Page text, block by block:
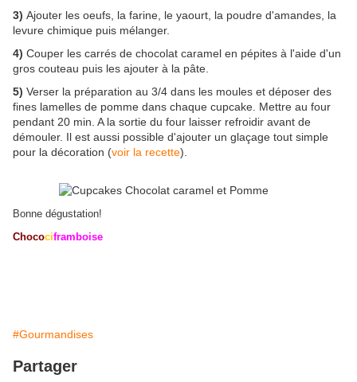
3) Ajouter les oeufs, la farine, le yaourt, la poudre d'amandes, la
levure chimique puis mélanger.
4) Couper les carrés de chocolat caramel en pépites à l'aide d'un
gros couteau puis les ajouter à la pâte.
5) Verser la préparation au 3/4 dans les moules et déposer des
fines lamelles de pomme dans chaque cupcake. Mettre au four
pendant 20 min. A la sortie du four laisser refroidir avant de
démouler. Il est aussi possible d'ajouter un glaçage tout simple
pour la décoration (voir la recette).
Bonne dégustation!
Chocociframboise
#Gourmandises
Partager